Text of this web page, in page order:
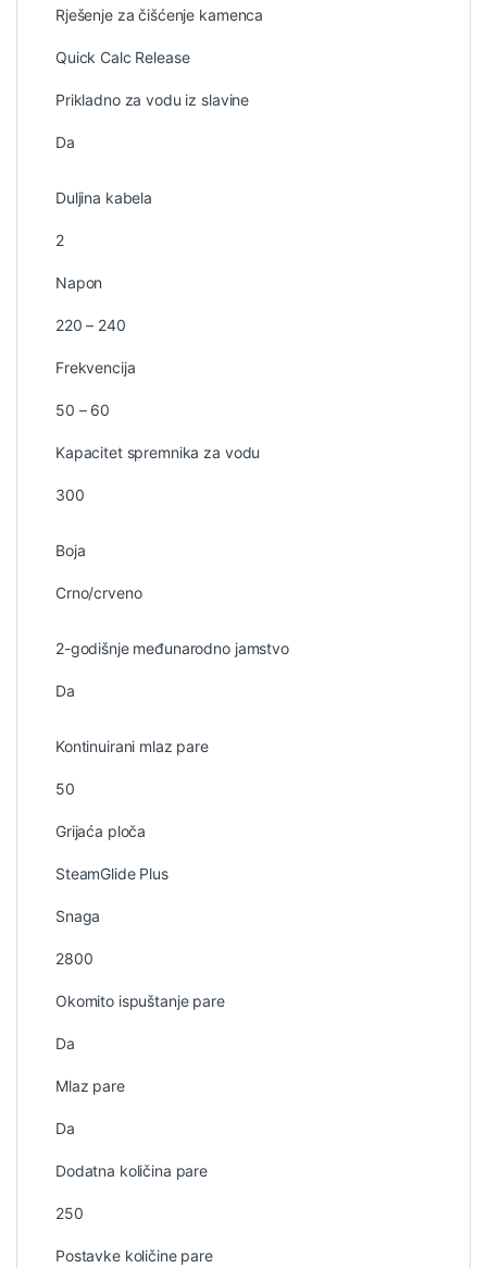
Rješenje za čišćenje kamenca
Quick Calc Release
Prikladno za vodu iz slavine
Da
Duljina kabela
2
Napon
220 – 240
Frekvencija
50 – 60
Kapacitet spremnika za vodu
300
Boja
Crno/crveno
2-godišnje međunarodno jamstvo
Da
Kontinuirani mlaz pare
50
Grijaća ploča
SteamGlide Plus
Snaga
2800
Okomito ispuštanje pare
Da
Mlaz pare
Da
Dodatna količina pare
250
Postavke količine pare